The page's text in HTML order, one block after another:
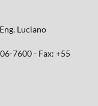
Luciano
7600 - Fax: +55